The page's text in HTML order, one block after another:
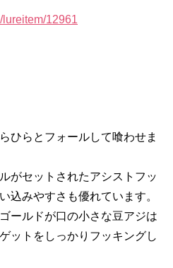
lureitem/12961
ひらとフォールして喰わせま
がセットされたアシストフッ
込みやすさも優れています。
ールドが口の小さな豆アジは
ットをしっかりフッキングし